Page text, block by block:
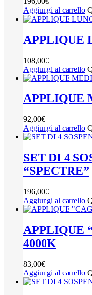
Aggiungi al carrello
APPLIQUE
108,00€
Aggiungi al carrello
APPLIQUE
92,00€
Aggiungi al carrello
SET DI 4
“SPECTRE”
196,00€
Aggiungi al carrello
APPLIQUE
4000K
83,00€
Aggiungi al carrello